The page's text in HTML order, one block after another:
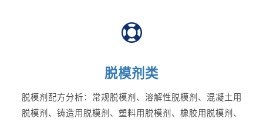
脱模剂类
脱模剂配方分析：常规脱模剂、溶解性脱模剂、混凝土用
脱模剂、铸造用脱模剂、塑料用脱模剂、橡胶用脱模剂、